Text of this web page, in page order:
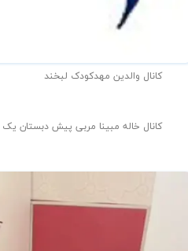
کانال والدین مهدکودک لبخند
کانال خاله مبینا مربی پیش دبستان